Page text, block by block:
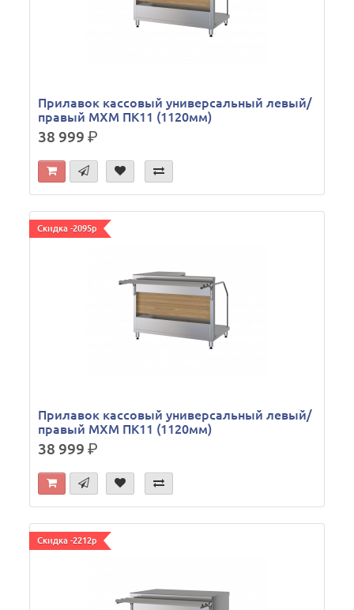
Прилавок кассовый универсальный левый/
правый МХМ ПК11 (1120мм)
38 999р.
Скидка -2095р
Прилавок кассовый универсальный левый/
правый МХМ ПК11 (1120мм)
38 999р.
Скидка -2212р